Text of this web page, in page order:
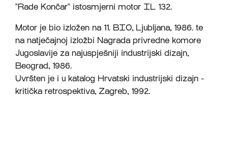
"Rade Končar" istosmjerni motor IL 132.
Motor je bio izložen na 11. BIO, Ljubljana, 1986. te
na natječajnoj izložbi Nagrada privredne komore
Jugoslavije za najuspješniji industrijski dizajn,
Beograd, 1986.
Uvršten je i u katalog Hrvatski industrijski dizajn -
kritička retrospektiva, Zagreb, 1992.